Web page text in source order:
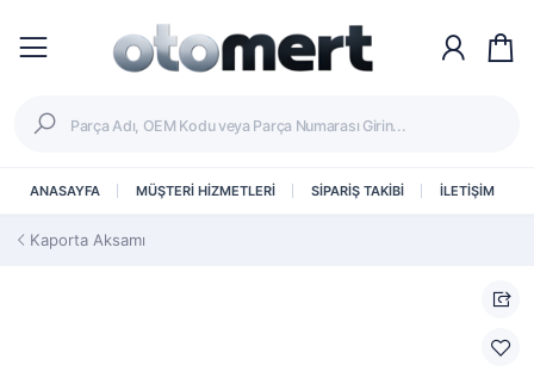
ANASAYFA MÜŞTERİ HİZMETLERİ SİPARİŞ TAKİBİ İLETİŞİM
Kaporta Aksamı